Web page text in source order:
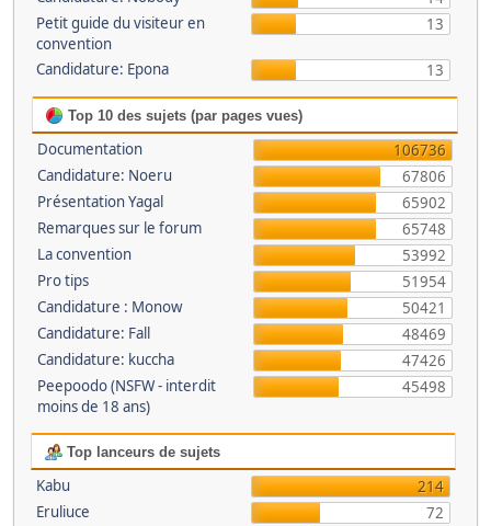
Petit guide du visiteur en
convention
13
Candidature: Epona 13
Top 10 des sujets (par pages vues)
Documentation
106736
Candidature: Noeru
67806
Présentation Yagal
65902
Remarques sur le forum
65748
La convention
53992
Pro tips
51954
Candidature : Monow
50421
Candidature: Fall
48469
Candidature: kuccha
47426
Peepoodo (NSFW - interdit
moins de 18 ans)
45498
Top lanceurs de sujets
Kabu
214
Eruliuce
72